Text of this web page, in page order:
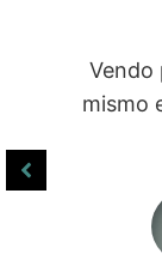
Mejoré